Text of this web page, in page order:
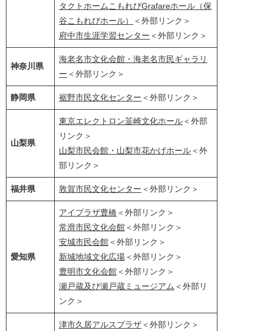
タクトホームこもれびGrafareホール（保
谷こもれびホール）
＜外部リンク＞
府中市生涯学習センター ＜外部リンク＞
神奈川県
海老名市文化会館・海老名市民ギャラリ
ー ＜外部リンク＞
静岡県 裾野市民文化センター ＜外部リンク＞
山梨県
東京エレクトロン韮崎文化ホール＜外部
リンク＞
山梨市民会館・山梨市花かげホール＜外
部リンク＞
福井県 敦賀市民文化センター ＜外部リンク＞
愛知県
アイプラザ豊橋 ＜外部リンク＞
常滑市民文化会館＜外部リンク＞
安城市民会館＜外部リンク＞
新城地域文化広場＜外部リンク＞
豊明市文化会館＜外部リンク＞
瀬戸蔵及び瀬戸蔵ミュージアム ＜外部リ
ンク＞
津市久居アルスプラザ＜外部リンク＞